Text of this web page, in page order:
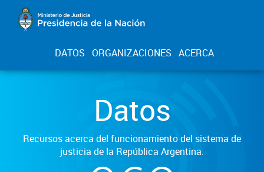
DATOS ORGANIZACIONES ACERCA
Datos
Recursos acerca del funcionamiento del sistema de
justicia de la República Argentina.